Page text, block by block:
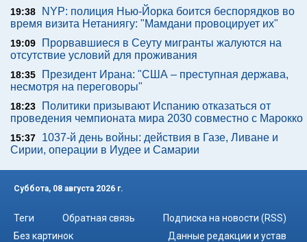
19:38
NYP: полиция Нью-Йорка боится беспорядков во
время визита Нетаниягу: "Мамдани провоцирует их"
19:09
Прорвавшиеся в Сеуту мигранты жалуются на
отсутствие условий для проживания
18:35
Президент Ирана: "США – преступная держава,
несмотря на переговоры"
18:23
Политики призывают Испанию отказаться от
проведения чемпионата мира 2030 совместно с Марокко
15:37
1037-й день войны: действия в Газе, Ливане и
Сирии, операции в Иудее и Самарии
Суббота, 08 августа 2026 г.
Теги Обратная связь
Подписка на новости (RSS)
Без картинок
Данные редакции и устав